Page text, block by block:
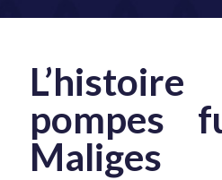
pompes
Maliges